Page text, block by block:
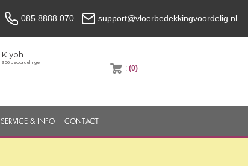
085 8888 070 support@vloerbedekkingvoordelig.nl
:(0)
SERVICE & INFO CONTACT